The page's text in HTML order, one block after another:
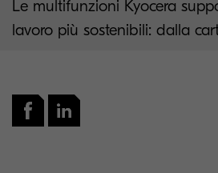
Le multifunzioni Kyocera
lavoro più sostenibili: dalla